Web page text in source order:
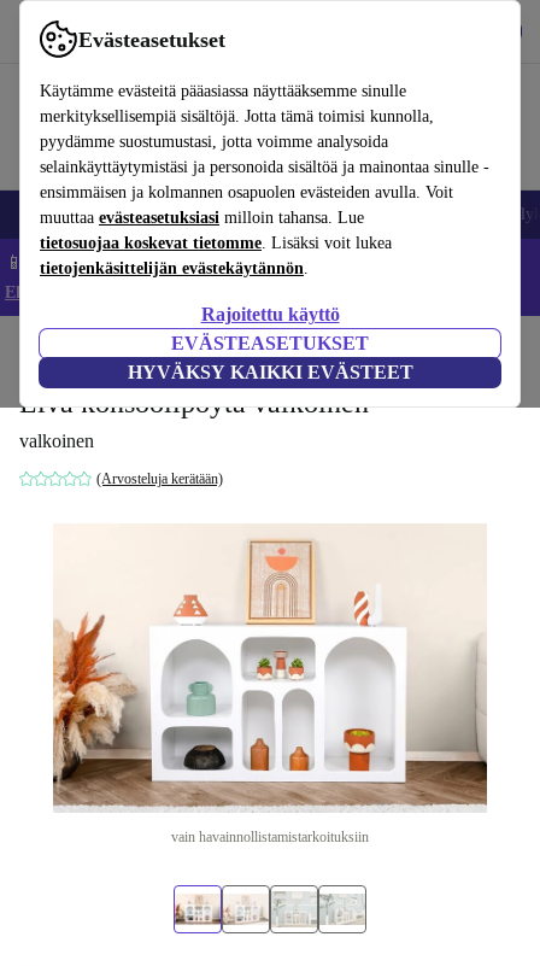
Evästeasetukset
Käytämme evästeitä pääasiassa näyttääksemme sinulle
merkityksellisempiä sisältöjä. Jotta tämä toimisi kunnolla,
pyydämme suostumustasi, jotta voimme analysoida
selainkäyttäytymistäsi ja personoida sisältöä ja mainontaa sinulle -
ensimmäisen ja kolmannen osapuolen evästeiden avulla. Voit
muuttaa evästeasetuksiasi milloin tahansa. Lue
tietosuojaa koskevat tietomme. Lisäksi voit lukea
tietojenkäsittelijän evästekäytännön.
Rajoitettu käyttö
EVÄSTEASETUKSET
HYVÄKSY KAIKKI EVÄSTEET
Käytä refurbed-palvelua nopeasti ja helposti
Matkapuhelimet ja älypuhelimet Kannettavat tietokoneet
📱 Säästä 5 % LISÄÄ iPhoneista – Koodi: IPHONEDEAL –
Ehdot ja säännöt
Huonekalut
Liva konsoolipöytä valkoinen
valkoinen
(Arvosteluja kerätään)
vain havainnollistamistarkoituksiin